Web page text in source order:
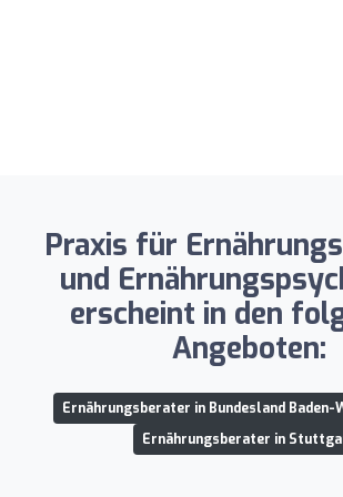
Praxis für
und
erscheint in den
Angeboten:
Ernährungsberater in Bundesland
Ernährungsberater in